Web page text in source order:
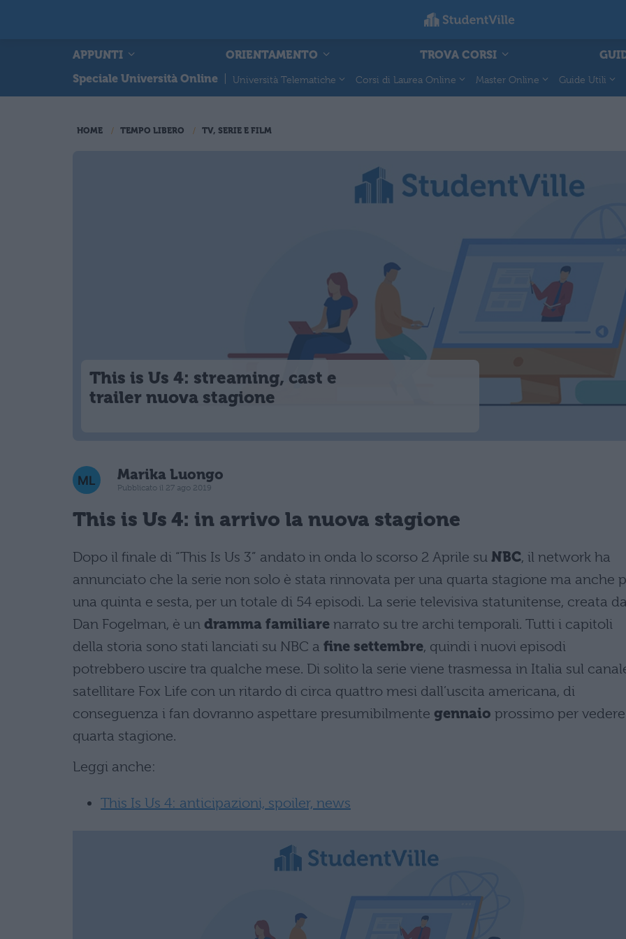
APPUNTI ORIENTAMENTO TROVA CORSI
Speciale Università Online
Università Telematiche Corsi di Laurea Online Master Online Guide Utili
HOME TEMPO LIBERO TV, SERIE E FILM
This is Us 4: streaming, cast e
trailer nuova stagione
Marika Luongo
Pubblicato il 27 ago 2019
This is Us 4: in arrivo la nuova stagione
Dopo il finale di “This Is Us 3” andato in onda lo scorso 2 Aprile su NBC, il network ha
annunciato che la serie non solo è stata rinnovata per una quarta stagione ma anche
una quinta e sesta, per un totale di 54 episodi. La serie televisiva statunitense, creata
Dan Fogelman, è un dramma familiare narrato su tre archi temporali. Tutti i capitoli
della storia sono stati lanciati su NBC a fine settembre, quindi i nuovi episodi
potrebbero uscire tra qualche mese. Di solito la serie viene trasmessa in Italia sul
satellitare Fox Life con un ritardo di circa quattro mesi dall’uscita americana, di
conseguenza i fan dovranno aspettare presumibilmente gennaio prossimo per
quarta stagione.
Leggi anche:
This Is Us 4: anticipazioni, spoiler, news